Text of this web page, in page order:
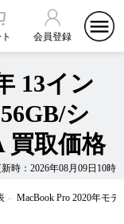
会員登録
時：2026年08月09日10時
13イン
シ
買取価格
MacBook Pro 2020年モ